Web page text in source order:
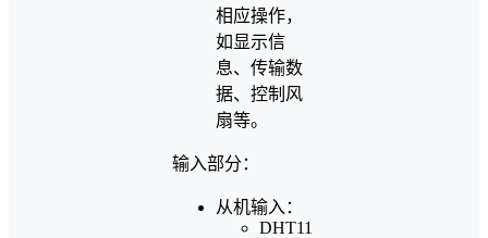
相应操作，
如显示信
息、传输数
据、控制风
扇等。
输入部分：
从机输入：
DHT11